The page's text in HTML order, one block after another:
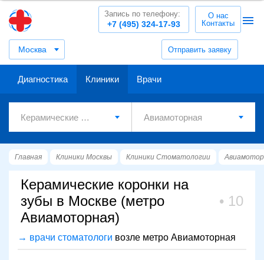
Москва Отправить заявку
+7 (495) 324-17-93
Запись по телефону:
О нас
Контакты
Диагностика Клиники Врачи
Главная Клиники Москвы Клиники Стоматологии
Керамические коронки на
зубы в Москве (метро
Авиамоторная)
10
→ врачи стоматологи возле метро Авиамоторная